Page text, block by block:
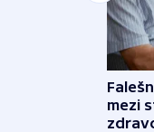
mezi